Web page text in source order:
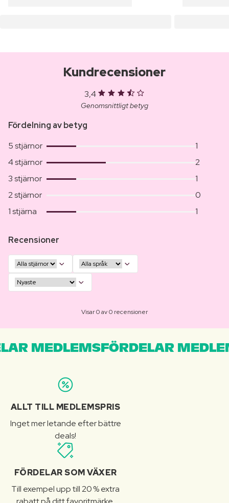
Kundrecensioner
3,4
Genomsnittligt betyg
Fördelning av betyg
5 stjärnor
1
4 stjärnor
2
3 stjärnor
1
2 stjärnor
0
1 stjärna
1
Recensioner
Visar 0 av 0 recensioner
MEDLEMSFÖRDELAR
ALLT TILL MEDLEMSPRIS
Inget mer letande efter bättre
deals!
FÖRDELAR SOM VÄXER
Till exempel upp till 20 % extra